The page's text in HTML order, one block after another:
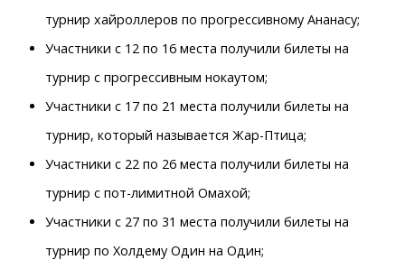
турнир хайроллеров по прогрессивному Ананасу;
Участники с 12 по 16 места получили билеты на
турнир с прогрессивным нокаутом;
Участники с 17 по 21 места получили билеты на
турнир, который называется Жар-Птица;
Участники с 22 по 26 места получили билеты на
турнир с пот-лимитной Омахой;
Участники с 27 по 31 места получили билеты на
турнир по Холдему Один на Один;